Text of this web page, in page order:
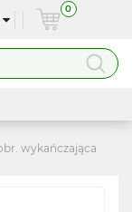
0
obr. wykańczająca